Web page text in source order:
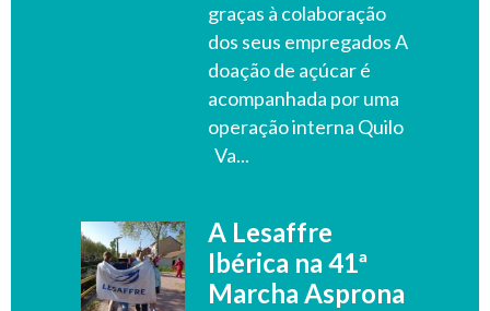
graças à colaboração
dos seus empregados A
doação de açúcar é
acompanhada por uma
operação interna Quilo
Va...
A Lesaffre
Ibérica na 41ª
Marcha Asprona